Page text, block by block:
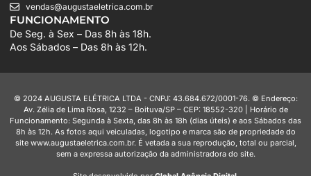
vendas@augustaeletrica.com.br
FUNCIONAMENTO
De Seg. à Sex – Das 8h às 18h.
Aos Sábados – Das 8h às 12h.
© 2024 AUGUSTA ELÉTRICA LTDA - CNPJ: 43.684.672/0001-76. © Endereço:
Av. Zélia de Lima Rosa, 1232 – Boituva/SP – CEP: 18552-320 | Horário de
Funcionamento: Segunda à Sexta, das 8h às 18h (dias úteis) e aos Sábados das
8h às 12h. As fotos aqui veiculadas, logotipo e marca são de propriedade do
site www.augustaeletrica.com.br. É vetada a sua reprodução, total ou parcial,
sem a expressa autorização da administradora do site.